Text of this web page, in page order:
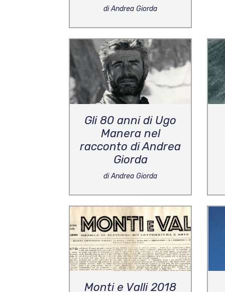
di Andrea Giorda
Gli 80 anni di Ugo
Manera nel
racconto di Andrea
Giorda
di Andrea Giorda
Monti e Valli 2018